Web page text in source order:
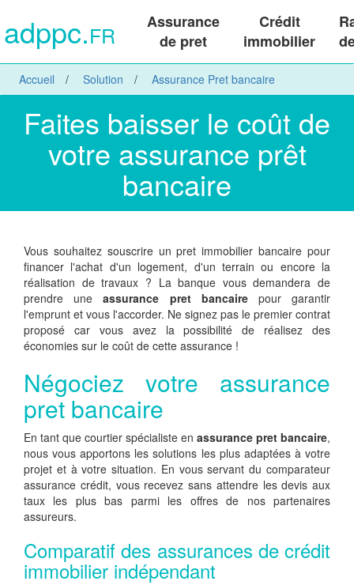
adppc.FR
Assurance
de pret
Crédit
immobilier
Accueil Solution Assurance Pret bancaire
Faites baisser le coût de
votre assurance prêt
bancaire
Vous souhaitez souscrire un pret immobilier bancaire pour
financer l'achat d'un logement, d'un terrain ou encore la
réalisation de travaux ? La banque vous demandera de
prendre uneassurance pret bancairepour garantir
l'emprunt et vous l'accorder. Ne signez pas le premier contrat
proposé car vous avez la possibilité de réalisez des
économies sur le coût de cette assurance !
Négociez votre assurance
pret bancaire
En tant que courtier spécialiste en assurance pret bancaire,
nous vous apportons les solutions les plus adaptées à votre
projet et à votre situation. En vous servant du comparateur
assurance crédit, vous recevez sans attendre les devis aux
taux les plus bas parmi les offres de nos partenaires
assureurs.
Comparatif des assurances de crédit
immobilier indépendant